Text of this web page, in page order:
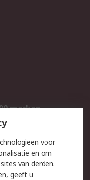
merken
voor
en om
van derden.
geeft u